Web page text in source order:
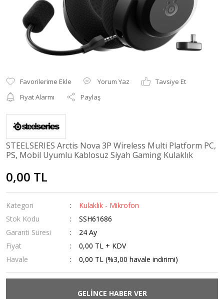
Yorum Yaz
Tavsiye Et
Fiyat Alarmı
Paylaş
STEELSERIES Arctis Nova 3P Wireless Multi Platform PC,
PS, Mobil Uyumlu Kablosuz Siyah Gaming Kulaklık
0,00 TL
Kategori
Kulaklık - Mikrofon
Stok Kodu
SSH61686
Garanti Süresi
24 Ay
Fiyat
0,00 TL + KDV
Havale
0,00 TL (%3,00 havale indirimi)
GELİNCE HABER VER